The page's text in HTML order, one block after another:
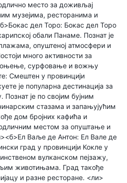
место за доживљај
музејима, ресторанима и
дел Торо: Бокас дел Торо
обали Панаме. Познат је
опуштеној атмосфери и
много активности за
сурфовање и вожњу
Смештен у провинцији
је популарна дестинација за
је по својим бујним
стазама и запањујућим
дом бројних кафића и
местом за опуштање и
Ваље де Антон: Ел Вале де
град у провинцији Кокле у
вулканском пејзажу,
животињама. Град такође
и разне ресторане. <ли>